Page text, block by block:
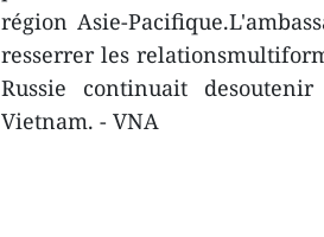
région Asie-
resserrer les
Russie continuait
Vietnam. - VNA